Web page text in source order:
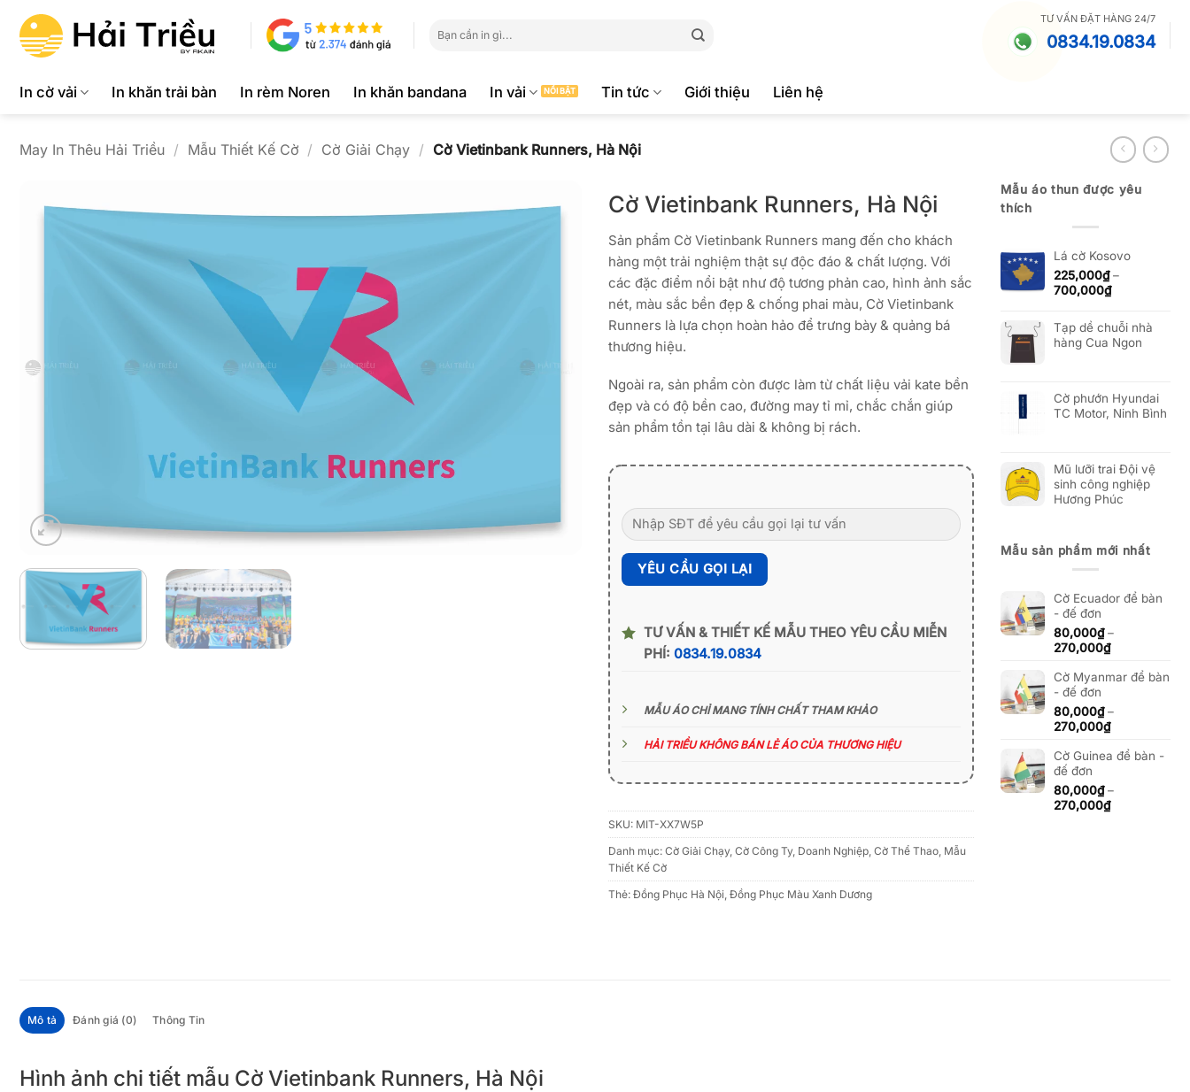
qua
kiếm:
TƯ VẤN ĐẶT HÀNG 24/7
0834.19.0834
In cờ vải In khăn trải bàn In rèm Noren In khăn bandana In vải Tin tức Giới thiệu Liên hệ
May In Thêu Hải Triều / Mẫu Thiết Kế Cờ / Cờ Giải Chạy / Cờ Vietinbank Runners, Hà Nội
Cờ Vietinbank Runners, Hà Nội
Sản phẩm Cờ Vietinbank Runners mang đến cho khách
hàng một trải nghiệm thật sự độc đáo & chất lượng. Với
các đặc điểm nổi bật như độ tương phản cao, hình ảnh sắc
nét, màu sắc bền đẹp & chống phai màu, Cờ Vietinbank
Runners là lựa chọn hoàn hảo để trưng bày & quảng bá
thương hiệu.
Ngoài ra, sản phẩm còn được làm từ chất liệu vải kate bền
đẹp và có độ bền cao, đường may tỉ mỉ, chắc chắn giúp
sản phẩm tồn tại lâu dài & không bị rách.
TƯ VẤN & THIẾT KẾ MẪU THEO YÊU CẦU MIỄN
PHÍ: 0834.19.0834
MẪU ÁO CHỈ MANG TÍNH CHẤT THAM KHẢO
HẢI TRIỀU KHÔNG BÁN LẺ ÁO CỦA THƯƠNG HIỆU
SKU: MIT-XX7W5P
Danh mục: Cờ Giải Chạy, Cờ Công Ty, Doanh Nghiệp Cờ Thể Thao Mẫu
Thiết Kế Cờ
Thẻ: Đồng Phục Hà Nội Đồng Phục Màu Xanh Dương
Mẫu áo thun được yêu
thích
Lá cờ Kosovo
225,000₫ –
700,000₫Khoảng
từ
225,000₫
đến
Tạp dề chuỗi nhà
hàng Cua Ngon
Cờ phướn Hyundai
TC Motor, Ninh Bình
Mũ lưỡi trai Đội vệ
sinh công nghiệp
Hương Phúc
Mẫu sản phẩm mới nhất
Cờ Ecuador để bàn
- đế đơn
80,000₫ –
270,000₫Khoảng
từ
270,000₫
Cờ Myanmar để bàn
- đế đơn
80,000₫ –
270,000₫Khoảng
từ
270,000₫
Cờ Guinea để bàn -
đế đơn
80,000₫ –
270,000₫Khoảng
Mô tả Đánh giá (0) Thông Tin
Hình ảnh chi tiết mẫu Cờ Vietinbank Runners, Hà Nội